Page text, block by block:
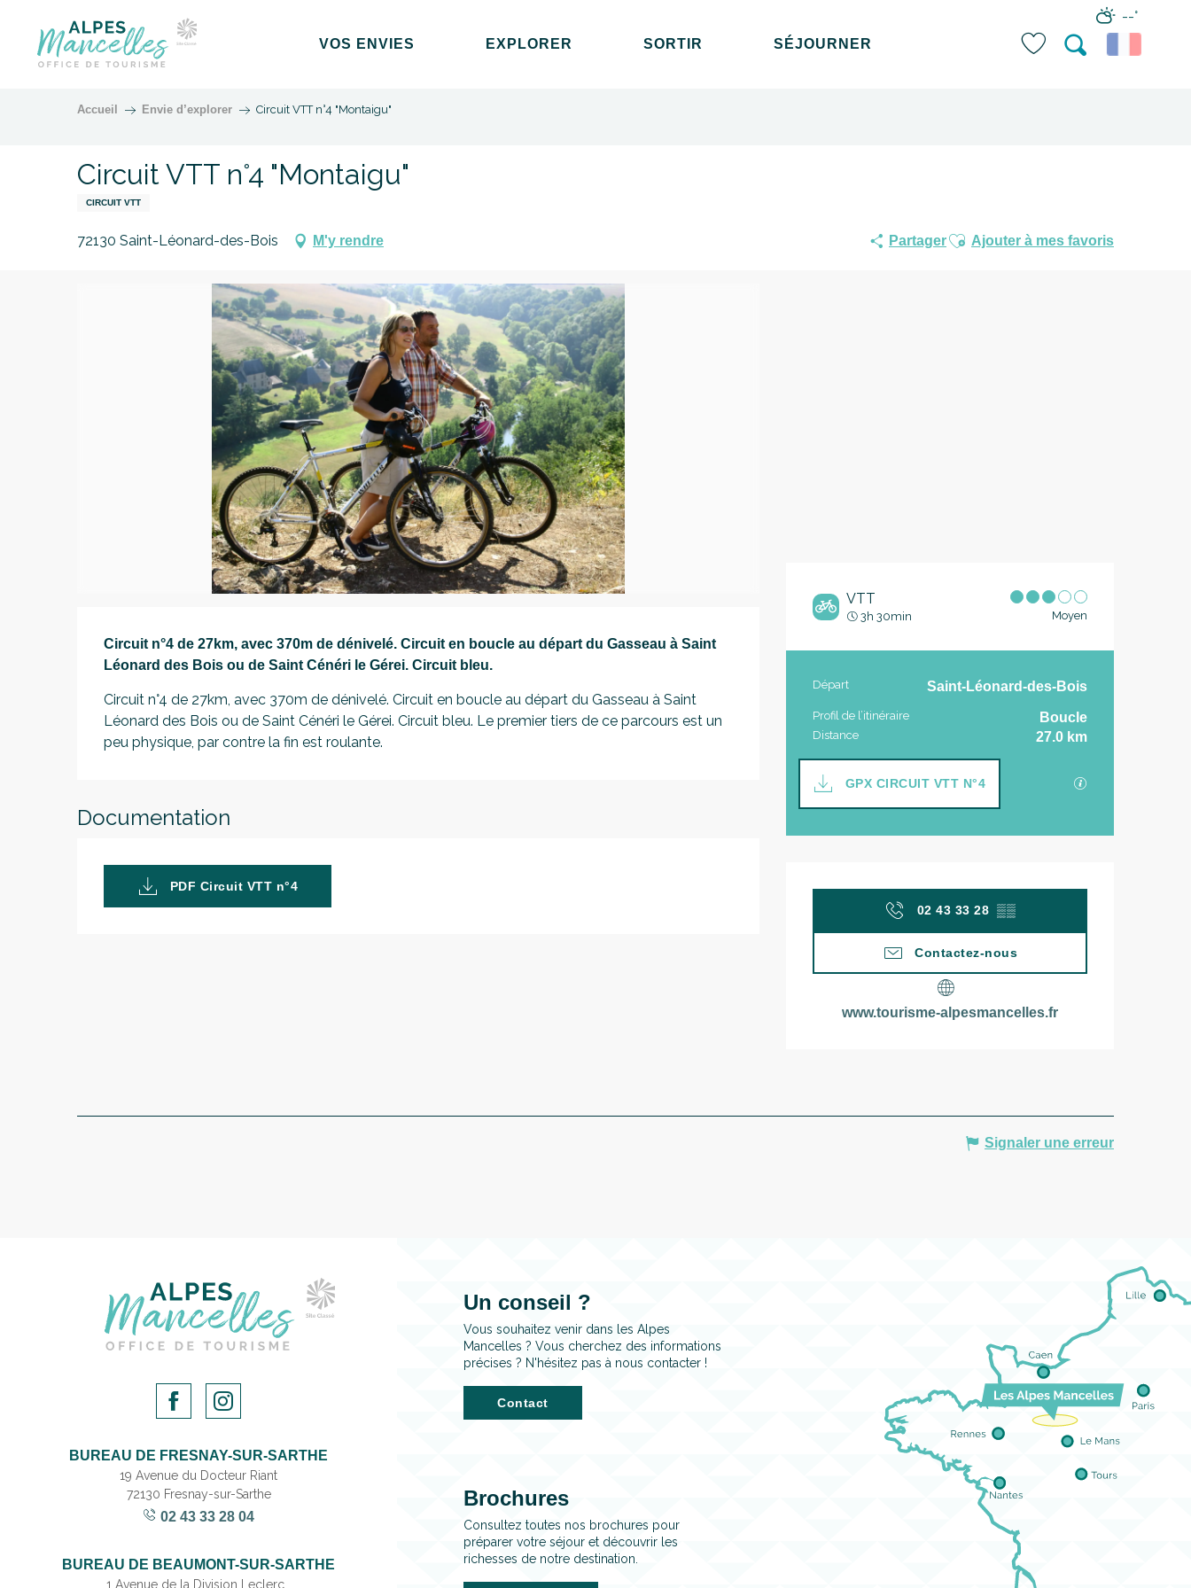
contenu
--°
VOS ENVIES EXPLORER SORTIR SÉJOURNER
Accueil Envie d’explorer Circuit VTT n°4 "Montaigu"
Circuit VTT n°4 "Montaigu"
CIRCUIT VTT
72130 Saint-Léonard-des-Bois M'y rendre PartagerAjouter aux favoris
Ajouter à mes favoris
VTT
3h 30min Moyen
Informations
Départ Saint-Léonard-des-Bois
Profil de l’itinéraire Boucle
Distance 27.0 km
Documentation
GPX CIRCUIT VTT N°4
Ouverture et
02 43 33 28 ▒▒
Contactez-nous
www.tourisme-alpesmancelles.fr
Description
Circuit n°4 de 27km, avec 370m de dénivelé. Circuit en boucle au départ du Gasseau à Saint
Léonard des Bois ou de Saint Cénéri le Gérei. Circuit bleu.
Circuit n°4 de 27km, avec 370m de dénivelé. Circuit en boucle au départ du Gasseau à Saint
Léonard des Bois ou de Saint Cénéri le Gérei. Circuit bleu. Le premier tiers de ce parcours est un
peu physique, par contre la fin est roulante.
Documentation
PDF Circuit VTT n°4
Signaler une erreur
BUREAU DE FRESNAY-SUR-SARTHE
19 Avenue du Docteur Riant
72130 Fresnay-sur-Sarthe
02 43 33 28 04
BUREAU DE BEAUMONT-SUR-SARTHE
1 Avenue de la Division Leclerc
Un conseil ?
Vous souhaitez venir dans les Alpes
Mancelles ? Vous cherchez des informations
précises ? N'hésitez pas à nous contacter !
Contact
Brochures
Consultez toutes nos brochures pour
préparer votre séjour et découvrir les
richesses de notre destination.